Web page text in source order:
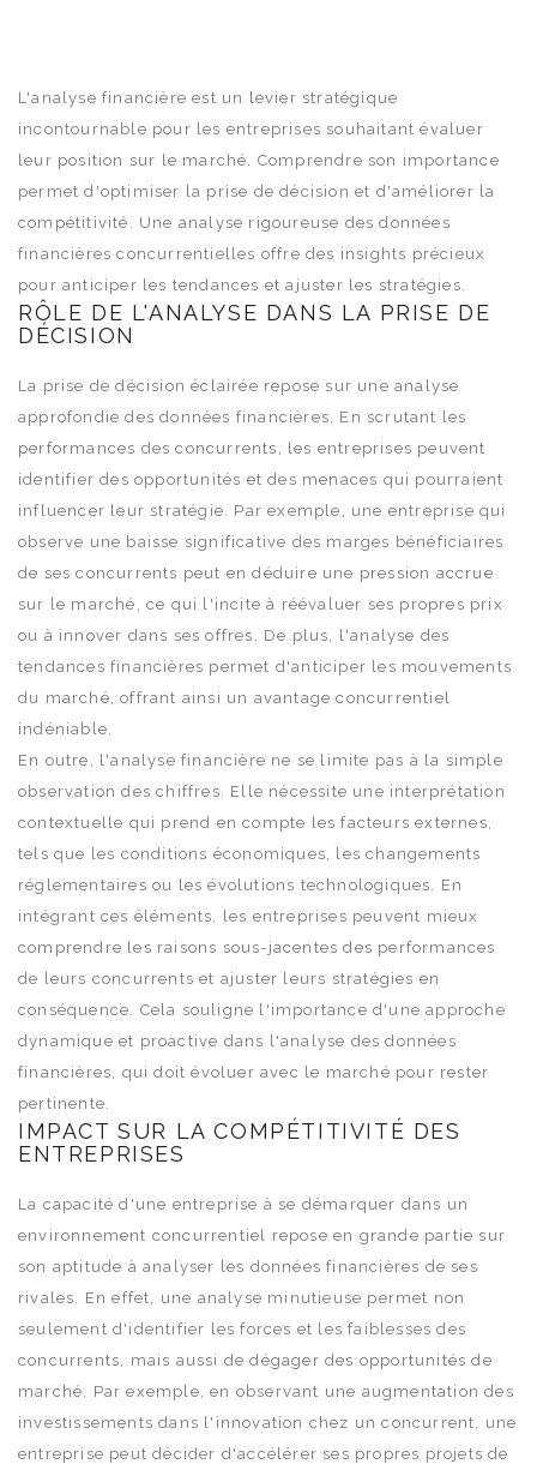
L'analyse financière est un levier stratégique
incontournable pour les entreprises souhaitant évaluer
leur position sur le marché. Comprendre son importance
permet d'optimiser la prise de décision et d'améliorer la
compétitivité. Une analyse rigoureuse des données
financières concurrentielles offre des insights précieux
pour anticiper les tendances et ajuster les stratégies.
RÔLE DE L'ANALYSE DANS LA PRISE DE
DÉCISION
La prise de décision éclairée repose sur une analyse
approfondie des données financières. En scrutant les
performances des concurrents, les entreprises peuvent
identifier des opportunités et des menaces qui pourraient
influencer leur stratégie. Par exemple, une entreprise qui
observe une baisse significative des marges bénéficiaires
de ses concurrents peut en déduire une pression accrue
sur le marché, ce qui l'incite à réévaluer ses propres prix
ou à innover dans ses offres. De plus, l'analyse des
tendances financières permet d'anticiper les mouvements
du marché, offrant ainsi un avantage concurrentiel
indéniable.
En outre, l'analyse financière ne se limite pas à la simple
observation des chiffres. Elle nécessite une interprétation
contextuelle qui prend en compte les facteurs externes,
tels que les conditions économiques, les changements
réglementaires ou les évolutions technologiques. En
intégrant ces éléments, les entreprises peuvent mieux
comprendre les raisons sous-jacentes des performances
de leurs concurrents et ajuster leurs stratégies en
conséquence. Cela souligne l'importance d'une approche
dynamique et proactive dans l'analyse des données
financières, qui doit évoluer avec le marché pour rester
pertinente.
IMPACT SUR LA COMPÉTITIVITÉ DES
ENTREPRISES
La capacité d'une entreprise à se démarquer dans un
environnement concurrentiel repose en grande partie sur
son aptitude à analyser les données financières de ses
rivales. En effet, une analyse minutieuse permet non
seulement d'identifier les forces et les faiblesses des
concurrents, mais aussi de dégager des opportunités de
marché. Par exemple, en observant une augmentation des
investissements dans l'innovation chez un concurrent, une
entreprise peut décider d'accélérer ses propres projets de